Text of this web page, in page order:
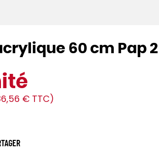
60 cm Pap
€ TTC)